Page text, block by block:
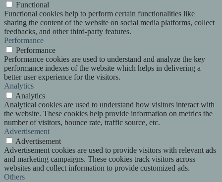
Functional
Functional cookies help to perform certain functionalities like
sharing the content of the website on social media platforms, collect
feedbacks, and other third-party features.
Performance
Performance
Performance cookies are used to understand and analyze the key
performance indexes of the website which helps in delivering a
better user experience for the visitors.
Analytics
Analytics
Analytical cookies are used to understand how visitors interact with
the website. These cookies help provide information on metrics the
number of visitors, bounce rate, traffic source, etc.
Advertisement
Advertisement
Advertisement cookies are used to provide visitors with relevant ads
and marketing campaigns. These cookies track visitors across
websites and collect information to provide customized ads.
Others